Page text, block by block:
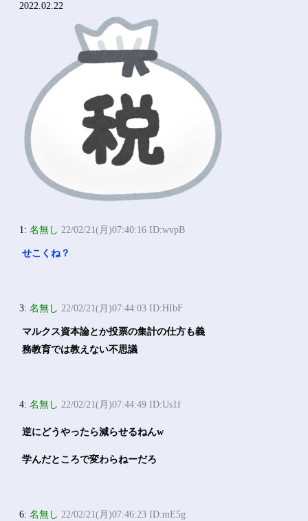
2022.02.22
1:名無し 22/02/21(月)07:40:16 ID:wvpB
せこくね？
3:名無し 22/02/21(月)07:44:03 ID:HIbF
マルクス資本論とか投票の集計の仕方も義
務教育では教えない不思議
4:名無し 22/02/21(月)07:44:49 ID:Us1f
逆にどうやったら減らせるねんw
学んだところで変わらねーだろ
6:名無し 22/02/21(月)07:46:23 ID:mE5g